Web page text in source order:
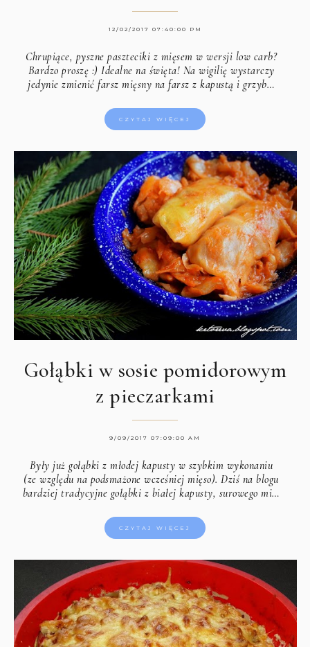
12/02/2017 07:40:00 PM
Chrupiące, pyszne paszteciki z mięsem w wersji low carb?
Bardzo proszę :) Idealne na święta! Na wigilię wystarczy
jedynie zmienić farsz mięsny na farsz z kapustą i grzyb…
CZYTAJ WIĘCEJ
Gołąbki w sosie pomidorowym
z pieczarkami
9/09/2017 07:09:00 AM
Były już gołąbki z młodej kapusty w szybkim wykonaniu
(ze względu na podsmażone wcześniej mięso). Dziś na blogu
bardziej tradycyjne gołąbki z białej kapusty, surowego mi…
CZYTAJ WIĘCEJ